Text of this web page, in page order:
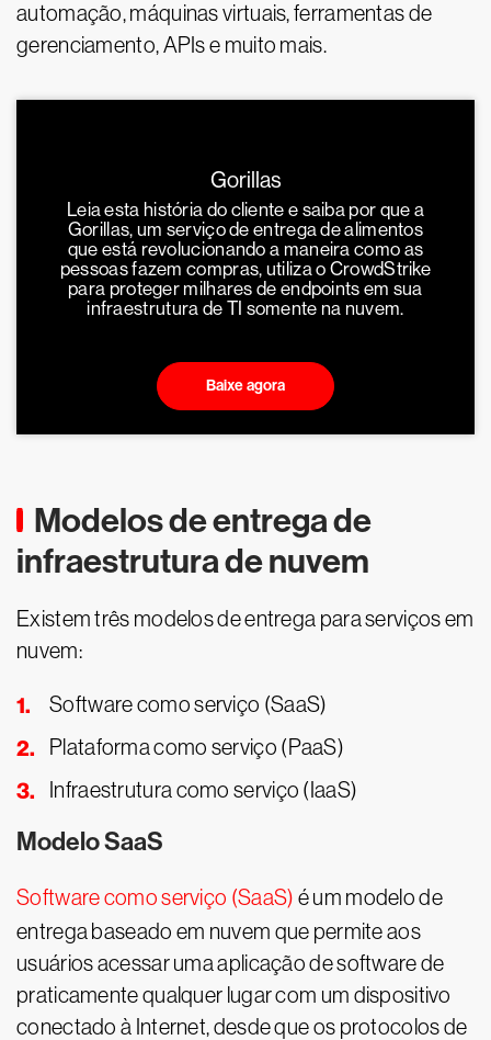
automação, máquinas virtuais, ferramentas de
gerenciamento, APIs e muito mais.
Gorillas
Leia esta história do cliente e saiba por que a
Gorillas, um serviço de entrega de alimentos
que está revolucionando a maneira como as
pessoas fazem compras, utiliza o CrowdStrike
para proteger milhares de endpoints em sua
infraestrutura de TI somente na nuvem.
Baixe agora
Modelos de entrega de
infraestrutura de nuvem
Existem três modelos de entrega para serviços em
nuvem:
Software como serviço (SaaS)
Plataforma como serviço (PaaS)
Infraestrutura como serviço (IaaS)
Modelo SaaS
Software como serviço (SaaS) é um modelo de
entrega baseado em nuvem que permite aos
usuários acessar uma aplicação de software de
praticamente qualquer lugar com um dispositivo
conectado à Internet, desde que os protocolos de